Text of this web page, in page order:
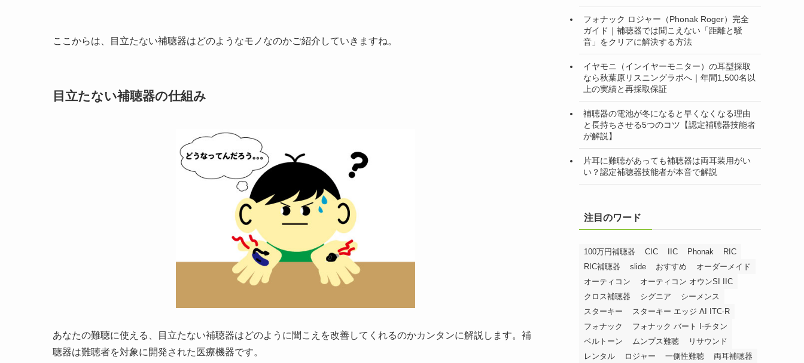
ここからは、目立たない補聴器はどのようなモノなのかご紹介していきますね。
目立たない補聴器の仕組み
あなたの難聴に使える、目立たない補聴器はどのように聞こえを改善してくれるのかカンタンに解説します。補
聴器は難聴者を対象に開発された医療機器です。
フォナック ロジャー（Phonak Roger）完全
ガイド｜補聴器では聞こえない「距離と騒
音」をクリアに解決する方法
イヤモニ（インイヤーモニター）の耳型採取
なら秋葉原リスニングラボへ｜年間1,500名以
上の実績と再採取保証
補聴器の電池が冬になると早くなくなる理由
と長持ちさせる5つのコツ【認定補聴器技能者
が解説】
片耳に難聴があっても補聴器は両耳装用がい
い？認定補聴器技能者が本音で解説
注目のワード
100万円補聴器 CIC IIC Phonak
RIC
RIC補聴器
slide おすすめ
オーダーメイド
オーティコン
オーティコン オウンSI IIC
クロス補聴器
シグニア
シーメンス
スターキー
スターキー エッジ AI ITC-R
フォナック
フォナック バート I-チタン
ベルトーン
ムンプス難聴
リサウンド
レンタル
ロジャー 一側性難聴 両耳補聴器